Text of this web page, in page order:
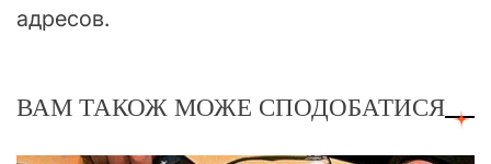
адресов.
ВАМ ТАКОЖ МОЖЕ СПОДОБАТИСЯ